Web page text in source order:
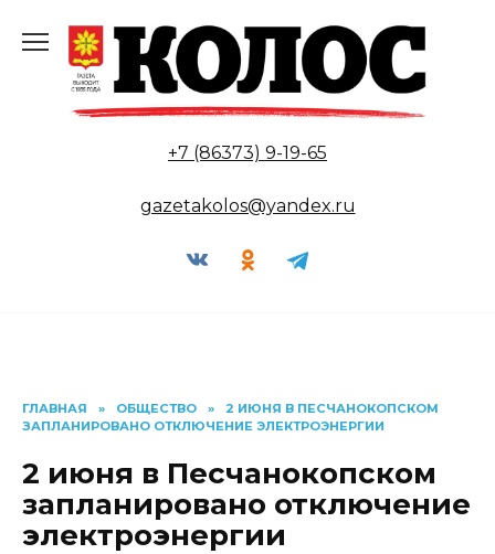
содержанию
+7 (86373) 9-19-65
gazetakolos@yandex.ru
ГЛАВНАЯ » ОБЩЕСТВО »
2 ИЮНЯ В ПЕСЧАНОКОПСКОМ
ЗАПЛАНИРОВАНО ОТКЛЮЧЕНИЕ ЭЛЕКТРОЭНЕРГИИ
2 июня в Песчанокопском
запланировано отключение
электроэнергии